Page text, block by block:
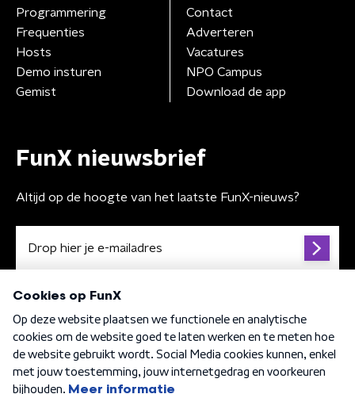
Programmering
Frequenties
Hosts
Demo insturen
Gemist
Contact
Adverteren
Vacatures
NPO Campus
Download de app
FunX nieuwsbrief
Altijd op de hoogte van het laatste FunX-nieuws?
Algemene voorwaarden Privacybeleid